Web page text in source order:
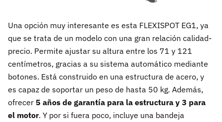
Una opción muy interesante es esta FLEXISPOT EG1, ya
que se trata de un modelo con una gran relación calidad-
precio. Permite ajustar su altura entre los 71 y 121
centímetros, gracias a su sistema automático mediante
botones. Está construido en una estructura de acero, y
es capaz de soportar un peso de hasta 50 kg. Además,
ofrecer 5 años de garantía para la estructura y 3 para
el motor. Y por si fuera poco, incluye una bandeja